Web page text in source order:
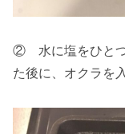
② 水に塩をひとつ
た後に、オクラを